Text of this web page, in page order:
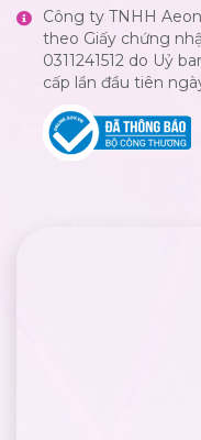
Công ty TNHH
theo Giấy chứng
0311241512 do Uỷ
cấp lần đầu tiên